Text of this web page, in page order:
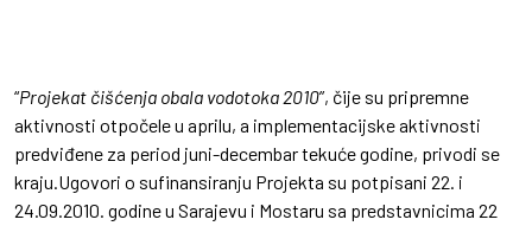
“Projekat čišćenja obala vodotoka 2010”, čije su pripremne
aktivnosti otpočele u aprilu, a implementacijske aktivnosti
predviđene za period juni-decembar tekuće godine, privodi se
kraju.Ugovori o sufinansiranju Projekta su potpisani 22. i
24.09.2010. godine u Sarajevu i Mostaru sa predstavnicima 22